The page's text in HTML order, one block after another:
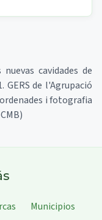
cavidades de
GERS de l'Agrupació
i fotografia
Municipios